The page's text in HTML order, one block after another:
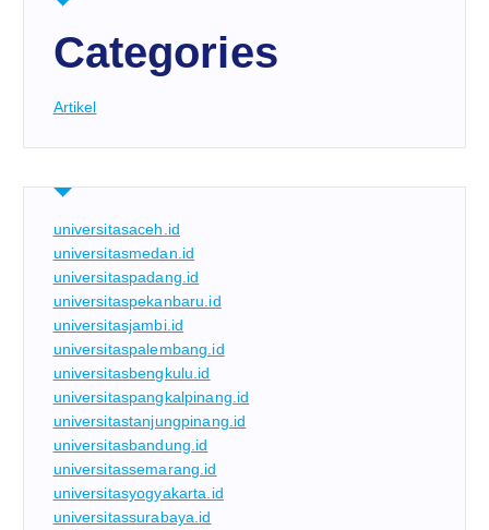
Categories
Artikel
universitasaceh.id
universitasmedan.id
universitaspadang.id
universitaspekanbaru.id
universitasjambi.id
universitaspalembang.id
universitasbengkulu.id
universitaspangkalpinang.id
universitastanjungpinang.id
universitasbandung.id
universitassemarang.id
universitasyogyakarta.id
universitassurabaya.id